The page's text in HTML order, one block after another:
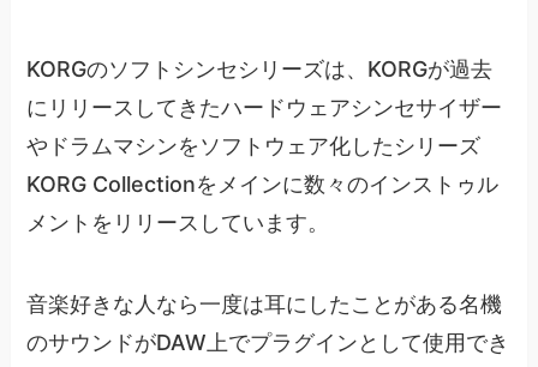
KORGのソフトシンセシリーズは、KORGが過去
にリリースしてきたハードウェアシンセサイザー
やドラムマシンをソフトウェア化したシリーズ
KORG Collectionをメインに数々のインストゥル
メントをリリースしています。
音楽好きな人なら一度は耳にしたことがある名機
のサウンドがDAW上でプラグインとして使用でき